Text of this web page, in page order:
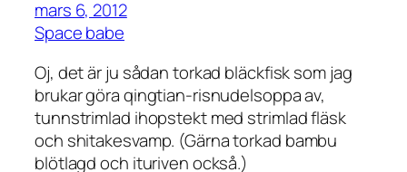
mars 6, 2012
Space babe
Oj, det är ju sådan torkad bläckfisk som jag
brukar göra qingtian-risnudelsoppa av,
tunnstrimlad ihopstekt med strimlad fläsk
och shitakesvamp. (Gärna torkad bambu
blötlagd och ituriven också.)